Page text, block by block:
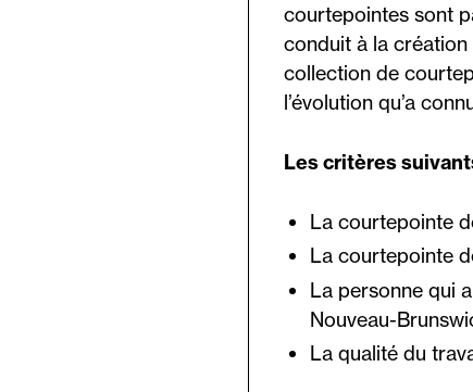
courtepointes sont
conduit à la
collection de
l’évolution qu’a
Les critères
La courtepointe
La courtepointe
La personne qui
Nouveau-
La qualité du